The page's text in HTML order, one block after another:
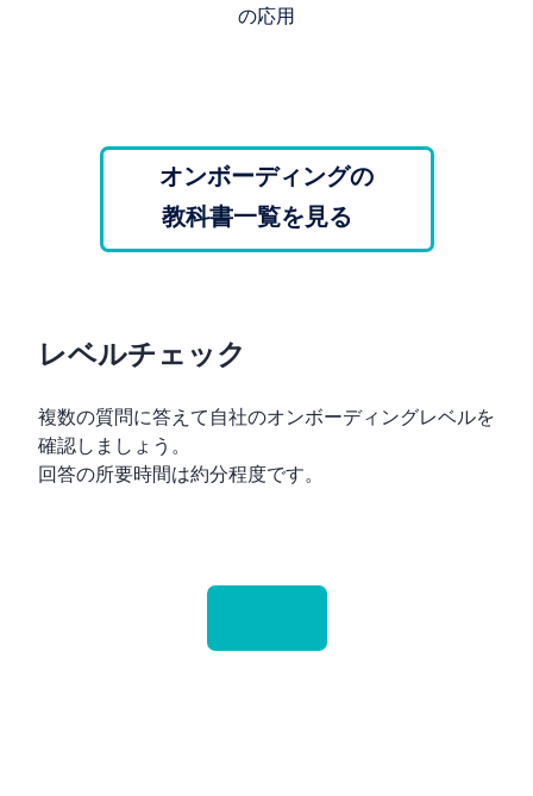
の応用
オンボーディングの
教科書一覧を見る
レベルチェック
複数の質問に答えて自社のオンボーディングレベルを
確認しましょう。
回答の所要時間は約2分程度です。